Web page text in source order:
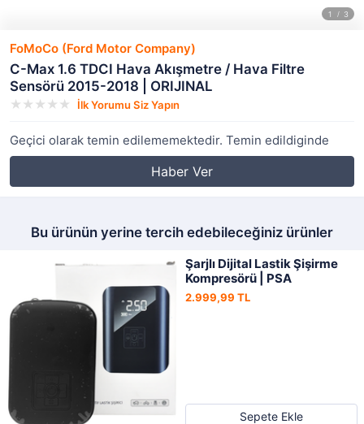
FoMoCo (Ford Motor Company)
C-Max 1.6 TDCI Hava Akışmetre / Hava Filtre
Sensörü 2015-2018 | ORIJINAL
İlk Yorumu Siz Yapın
Geçici olarak temin edilememektedir. Temin edildiginde
Haber Ver
Bu ürünün yerine tercih edebileceğiniz ürünler
Şarjlı Dijital Lastik Şişirme
Kompresörü | PSA
2.999,99 TL
Sepete Ekle